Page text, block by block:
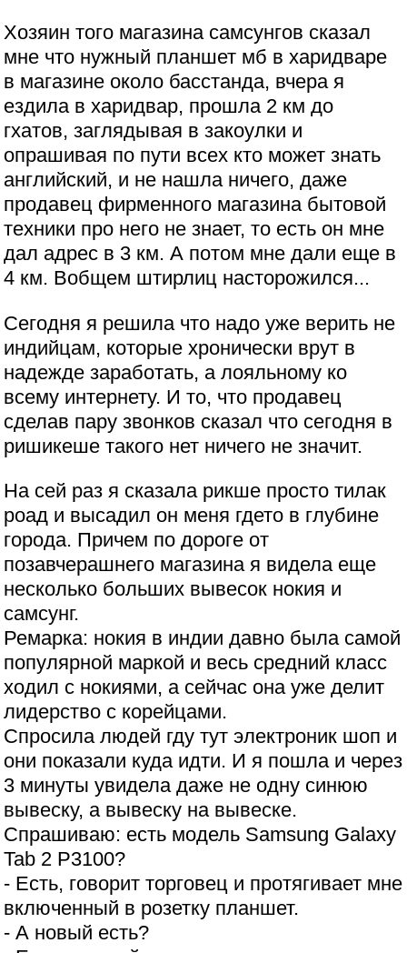
Хозяин того магазина самсунгов сказал
мне что нужный планшет мб в харидваре
в магазине около басстанда, вчера я
ездила в харидвар, прошла 2 км до
гхатов, заглядывая в закоулки и
опрашивая по пути всех кто может знать
английский, и не нашла ничего, даже
продавец фирменного магазина бытовой
техники про него не знает, то есть он мне
дал адрес в 3 км. А потом мне дали еще в
4 км. Вобщем штирлиц насторожился...
Сегодня я решила что надо уже верить не
индийцам, которые хронически врут в
надежде заработать, а лояльному ко
всему интернету. И то, что продавец
сделав пару звонков сказал что сегодня в
ришикеше такого нет ничего не значит.
На сей раз я сказала рикше просто тилак
роад и высадил он меня гдето в глубине
города. Причем по дороге от
позавчерашнего магазина я видела еще
несколько больших вывесок нокия и
самсунг.
Ремарка: нокия в индии давно была самой
популярной маркой и весь средний класс
ходил с нокиями, а сейчас она уже делит
лидерство с корейцами.
Спросила людей гду тут электроник шоп и
они показали куда идти. И я пошла и через
3 минуты увидела даже не одну синюю
вывеску, а вывеску на вывеске.
Спрашиваю: есть модель Samsung Galaxy
Tab 2 P3100?
- Есть, говорит торговец и протягивает мне
включенный в розетку планшет.
- А новый есть?